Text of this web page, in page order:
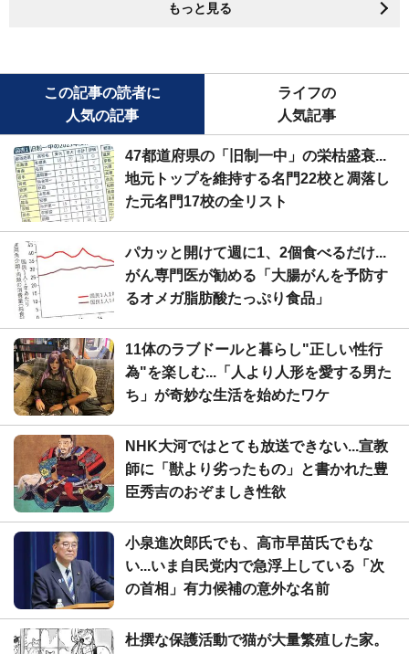
もっと見る
この記事の読者に
人気の記事
ライフの
人気記事
47都道府県の「旧制一中」の栄枯盛衰...
地元トップを維持する名門22校と凋落し
た元名門17校の全リスト
パカッと開けて週に1、2個食べるだけ...
がん専門医が勧める「大腸がんを予防す
るオメガ脂肪酸たっぷり食品」
11体のラブドールと暮らし"正しい性行
為"を楽しむ...「人より人形を愛する男た
ち」が奇妙な生活を始めたワケ
NHK大河ではとても放送できない...宣教
師に「獣より劣ったもの」と書かれた豊
臣秀吉のおぞましき性欲
小泉進次郎氏でも、高市早苗氏でもな
い...いま自民党内で急浮上している「次
の首相」有力候補の意外な名前
杜撰な保護活動で猫が大量繁殖した家。